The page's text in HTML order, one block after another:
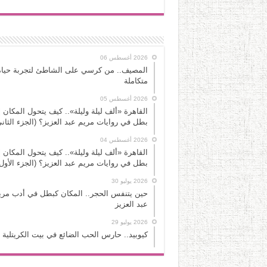
2026 أغسطس 06
المصيف.. من كرسي على الشاطئ لتجربة
متكاملة
2026 أغسطس 05
القاهرة «ألف ليلة وليلة».. كيف يتحول المكان
بطل في روايات مريم عبد العزيز؟ (الجزء
2026 أغسطس 04
القاهرة «ألف ليلة وليلة».. كيف يتحول المكان
بطل في روايات مريم عبد العزيز؟ (الجزء
2026 يوليو 30
حين يتنفس الحجر.. المكان كبطل في أدب
عبد العزيز
2026 يوليو 29
كيوبيد.. حارس الحب الضائع في بيت الكريتلية